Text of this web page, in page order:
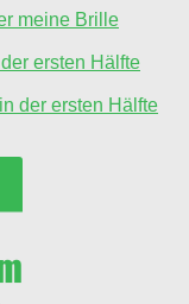
meine Brille
ersten Hälfte
der ersten Hälfte